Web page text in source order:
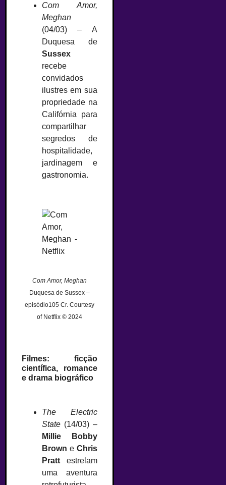
Com Amor,
Meghan
(04/03) – A
Duquesa de
Sussex
recebe
convidados
ilustres em sua
propriedade na
Califórnia para
compartilhar
segredos de
hospitalidade,
jardinagem e
gastronomia.
Com Amor, Meghan
Duquesa de Sussex –
episódio105 Cr. Courtesy
of Netflix © 2024
Filmes: ficção
científica, romance
e drama biográfico
The Electric
State (14/03) –
Millie Bobby
Brown e Chris
Pratt estrelam
uma aventura